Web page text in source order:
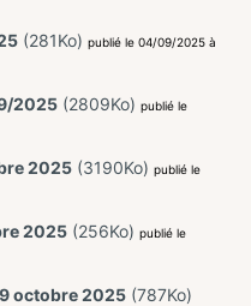
(281Ko)publié le 04/09/2025 à
2025 (2809Ko)publié le
2025 (3190Ko)publié le
2025 (256Ko)publié le
octobre 2025 (787Ko)